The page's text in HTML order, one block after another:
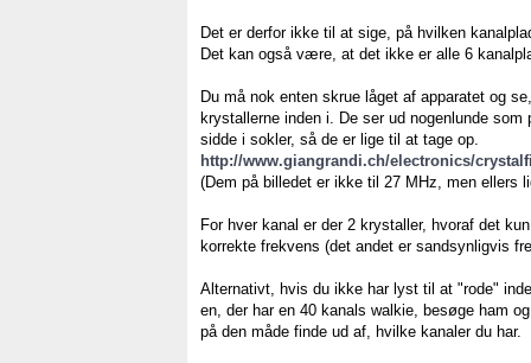
Det er derfor ikke til at sige, på hvilken
Det kan også være, at det ikke er alle 6
Du må nok enten skrue låget af apparatet og
krystallerne inden i. De ser ud nogenlunde
sidde i sokler, så de er lige til at tage op.
http://www.giangrandi.ch/electronics/
(Dem på billedet er ikke til 27 MHz, men ellers
For hver kanal er der 2 krystaller, hvoraf det
korrekte frekvens (det andet er sandsynligvis
Alternativt, hvis du ikke har lyst til at "rode"
en, der har en 40 kanals walkie, besøge ham
på den måde finde ud af, hvilke kanaler du har.